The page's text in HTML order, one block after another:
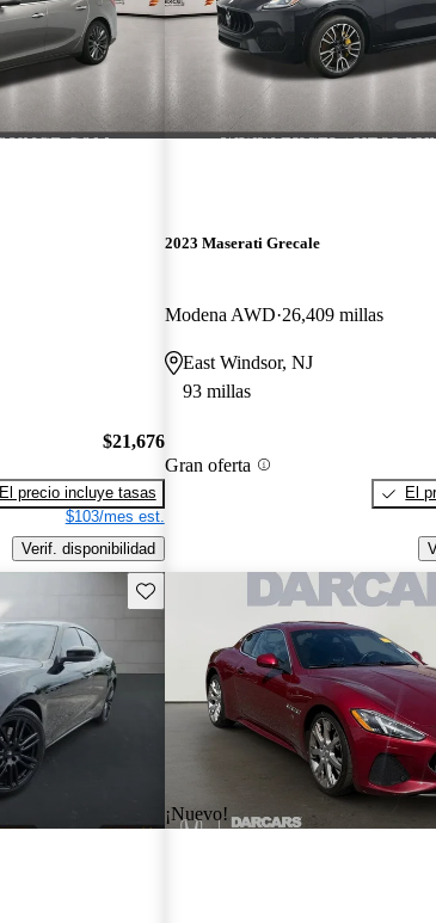
$21,676
El precio incluye tasas
$103/mes est.
Verif. disponibilidad
2023 Maserati Grecale
Modena AWD 26,409 millas
East Windsor, NJ
93 millas
Gran oferta
El
Guarda este Aviso
¡Nuevo!